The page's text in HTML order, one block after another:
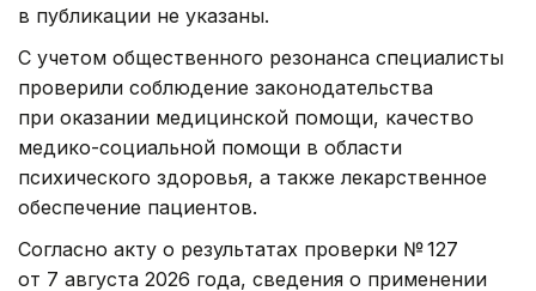
в публикации не указаны.
С учетом общественного резонанса специалисты
проверили соблюдение законодательства
при оказании медицинской помощи, качество
медико-социальной помощи в области
психического здоровья, а также лекарственное
обеспечение пациентов.
Согласно акту о результатах проверки № 127
от 7 августа 2026 года, сведения о применении